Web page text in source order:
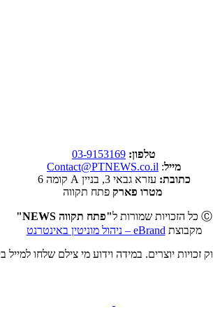
טלפון: 03-9153169
מייל:
Contact@PTNEWS.co.il
כתובת: עזרא גבאי 3, בניין A קומה 6
מטרו פארק פתח תקווה
Ⓒ כל הזכויות שמורות ל
"פתח תקווה NEWS"
מקבוצת eBrand – ניהול מוניטין באינטרנט